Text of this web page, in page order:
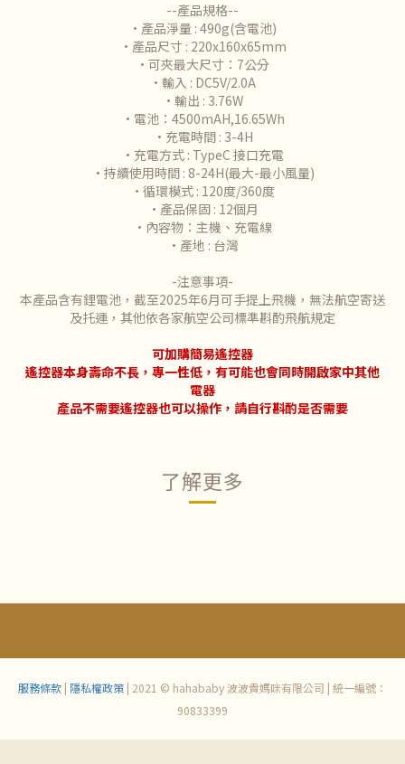
--產品規格--
•產品淨量 : 490g(含電池)
•產品尺寸 : 220x160x65mm
•可夾最大尺寸：7公分
•輸入 : DC5V/2.0A
•輸出 : 3.76W
•電池：4500mAH,16.65Wh
•充電時間 : 3-4H
•充電方式 : TypeC 接口充電
•持續使用時間 : 8-24H(最大-最小風量)
•循環模式 : 120度/360度
•產品保固 : 12個月
•內容物：主機、充電線
•產地 : 台灣
-注意事項-
本產品含有鋰電池，截至2025年6月可手提上飛機，無法航空寄送
及托運，其他依各家航空公司標準斟酌飛航規定
可加購簡易遙控器
遙控器本身壽命不長，專一性低，有可能也會同時開啟家中其他
電器
產品不需要遙控器也可以操作，請自行斟酌是否需要
了解更多
服務條款 | 隱私權政策 | 2021 © hahababy 波波貴媽咪有限公司 | 統一編號：
90833399